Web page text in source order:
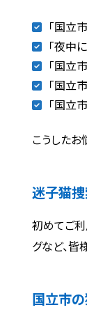
「国立
「夜中
「国立
「国立
「国立
こうしたお
迷子猫
初めてご
グなど、皆
国立市